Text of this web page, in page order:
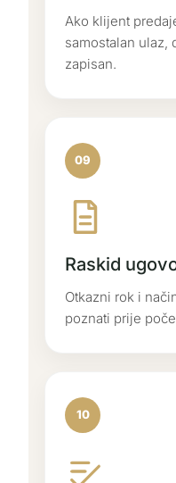
Ako klijent
samostalan ulaz,
zapisan.
09
Raskid
Otkazni rok i
poznati prije
10